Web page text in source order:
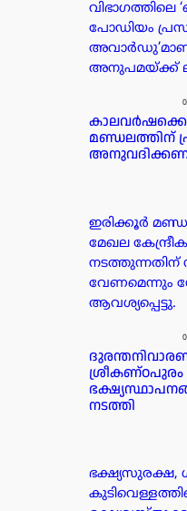
വിഭാഗത്തിലെ
പോഡിയം
അനുപമയ്ക്ക്
മണ്ഡലത്തിന്
ഇരിക്കൂർ
മേഖല
നടത്തുന്നതിന്
വേണമെന്നും
ആവശ്യപ്പെട്ടു.
നടത്തി
ഭക്ഷ്യസുരക്ഷ,